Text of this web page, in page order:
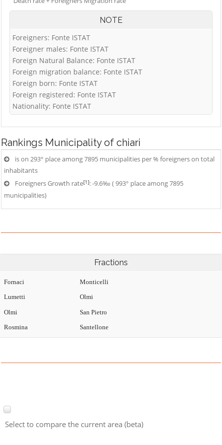
NOTE
Foreigners: Fonte ISTAT
Foreigner males: Fonte ISTAT
Foreign Natural Balance: Fonte ISTAT
Foreign migration balance: Fonte ISTAT
Foreign born: Fonte ISTAT
Foreign registered: Fonte ISTAT
Nationality: Fonte ISTAT
Rankings Municipality of chiari
is on 293° place among 7895 municipalities per % foreigners on total
inhabitants
Foreigners Growth rate[1]: -9.6‰ ( 993° place among 7895
municipalities)
Fractions
Fornaci
Lumetti
Monticelli
Olmi
Olmi
Rosmina
San Pietro
Santellone
Select to compare the current area (beta)